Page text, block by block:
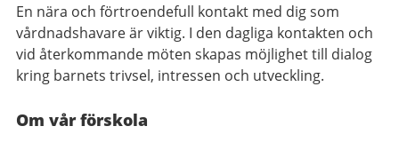
En nära och förtroendefull kontakt med dig som
vårdnadshavare är viktig. I den dagliga kontakten och
vid återkommande möten skapas möjlighet till dialog
kring barnets trivsel, intressen och utveckling.
Om vår förskola